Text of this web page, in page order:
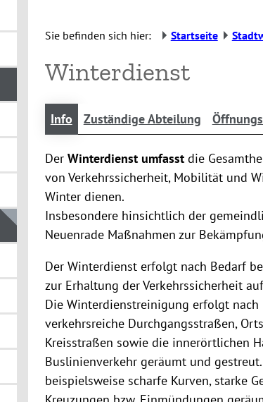
Sie befinden sich hier: Startseite
Winterdienst
Info Zuständige Abteilung
Der Winterdienst umfasstdie
von Verkehrssicherheit, Mobilität und
Winter dienen.
Insbesondere hinsichtlich der
Neuenrade Maßnahmen zur
Der Winterdienst erfolgt nach Bedarf
zur Erhaltung der Verkehrssicherheit
Die Winterdienstreinigung erfolgt
verkehrsreiche Durchgangsstraßen,
Kreisstraßen sowie die innerörtlichen
Buslinienverkehr geräumt und
beispielsweise scharfe Kurven, starke